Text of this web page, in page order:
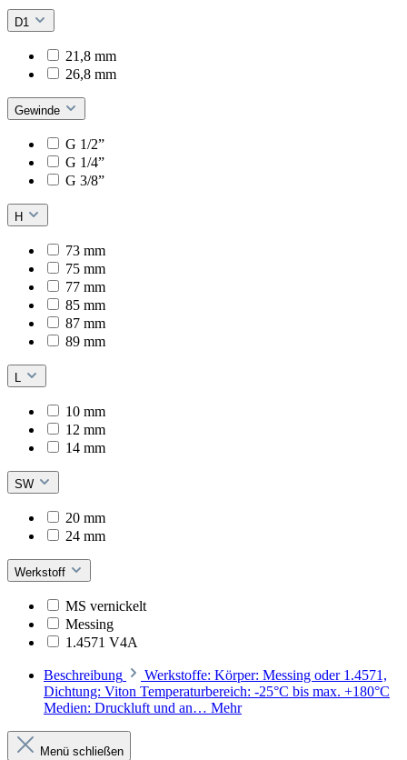
D1
21,8 mm
26,8 mm
Gewinde
G 1/2”
G 1/4”
G 3/8”
H
73 mm
75 mm
77 mm
85 mm
87 mm
89 mm
L
10 mm
12 mm
14 mm
SW
20 mm
24 mm
Werkstoff
MS vernickelt
Messing
1.4571 V4A
Beschreibung
Werkstoffe: Körper: Messing oder 1.4571,
Dichtung: Viton Temperaturbereich: -25°C bis max. +180°C
Medien: Druckluft und an… Mehr
Menü schließen